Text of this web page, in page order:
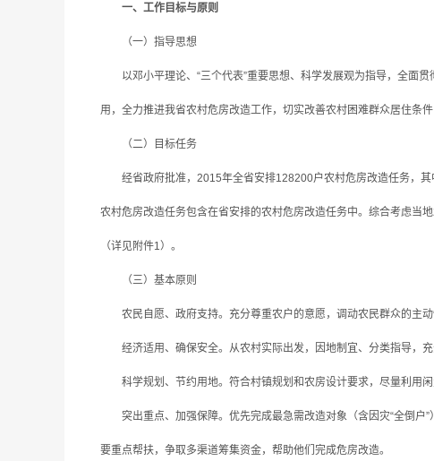
一、工作目标与原则
（一）指导思想
以邓小平理论、“三个代表”重要思想、科学发展观为指导，全面贯
用，全力推进我省农村危房改造工作，切实改善农村困难群众居住条
（二）目标任务
经省政府批准，2015年全省安排128200户农村危房改造任务，其
农村危房改造任务包含在省安排的农村危房改造任务中。综合考虑当
（详见附件1）。
（三）基本原则
农民自愿、政府支持。充分尊重农户的意愿，调动农民群众的主动
经济适用、确保安全。从农村实际出发，因地制宜、分类指导，充
科学规划、节约用地。符合村镇规划和农房设计要求，尽量利用闲
突出重点、加强保障。优先完成最急需改造对象（含因灾“全倒户”
要重点帮扶，争取多渠道筹集资金，帮助他们完成危房改造。